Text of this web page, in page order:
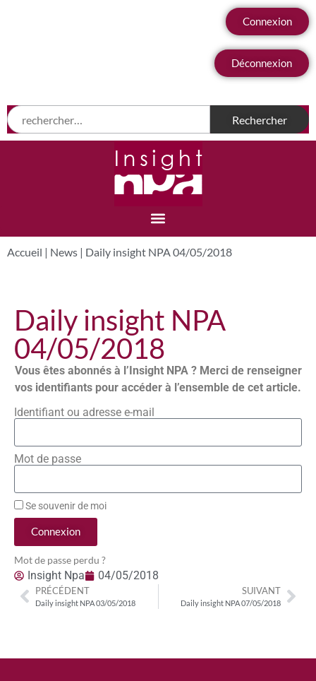
Connexion
Déconnexion
Accueil | News | Daily insight NPA 04/05/2018
Daily insight NPA
04/05/2018
Vous êtes abonnés à l’Insight NPA ? Merci de renseigner
vos identifiants pour accéder à l’ensemble de cet article.
Identifiant ou adresse e-mail
Mot de passe
Se souvenir de moi
Connexion
Mot de passe perdu ?
Insight Npa 04/05/2018
PRÉCÉDENT
Daily insight NPA 03/05/2018
SUIVANT
Daily insight NPA 07/05/2018